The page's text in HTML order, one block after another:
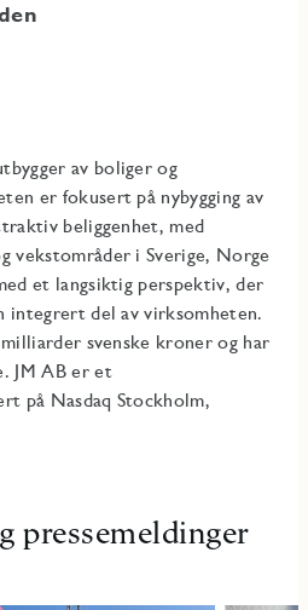
av boliger og
er fokusert på nybygging av
beliggenhet, med
vekstområder i Sverige, Norge
et langsiktig perspektiv, der
integrert del av virksomheten.
svenske kroner og har
JM AB er et
på Nasdaq Stockholm,
pressemeldinger